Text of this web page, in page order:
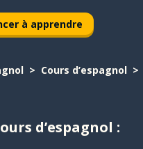
à apprendre
Cours d’espagnol
d’espagnol :